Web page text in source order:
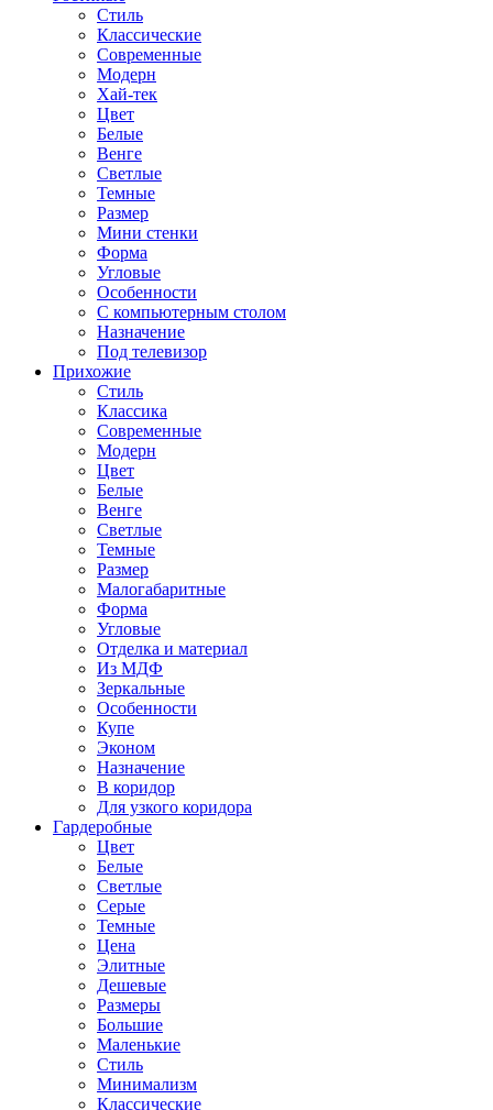
Стиль
Классические
Современные
Модерн
Хай-тек
Цвет
Белые
Венге
Светлые
Темные
Размер
Мини стенки
Форма
Угловые
Особенности
С компьютерным столом
Назначение
Под телевизор
Прихожие
Стиль
Классика
Современные
Модерн
Цвет
Белые
Венге
Светлые
Темные
Размер
Малогабаритные
Форма
Угловые
Отделка и материал
Из МДФ
Зеркальные
Особенности
Купе
Эконом
Назначение
В коридор
Для узкого коридора
Гардеробные
Цвет
Белые
Светлые
Серые
Темные
Цена
Элитные
Дешевые
Размеры
Большие
Маленькие
Стиль
Минимализм
Классические